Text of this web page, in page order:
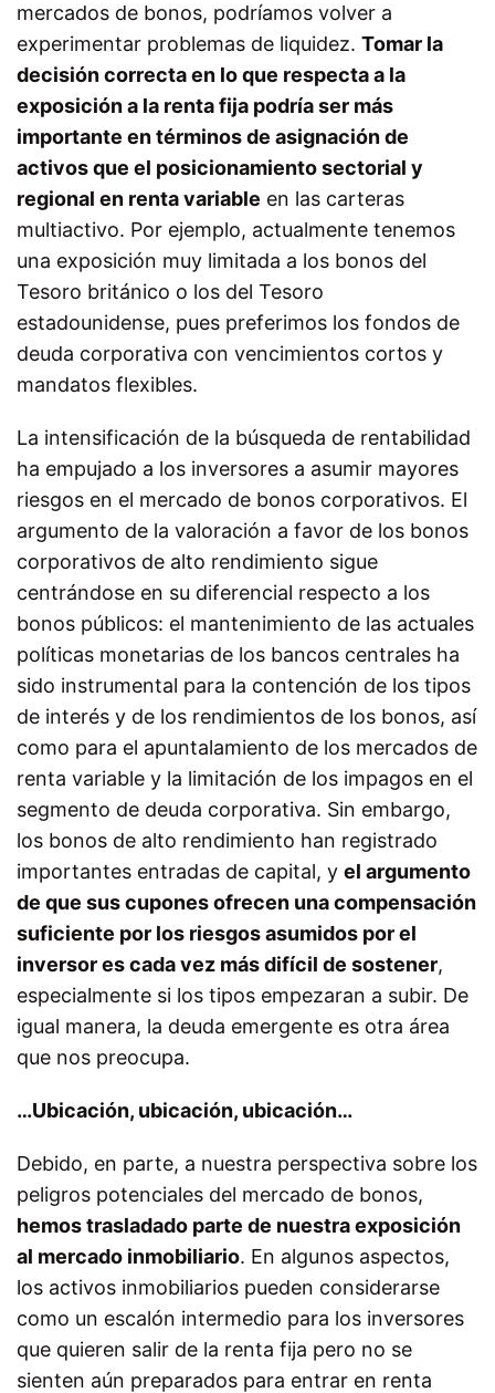
mercados de bonos, podríamos volver a
experimentar problemas de liquidez. Tomar la
decisión correcta en lo que respecta a la
exposición a la renta fija podría ser más
importante en términos de asignación de
activos que el posicionamiento sectorial y
regional en renta variable en las carteras
multiactivo. Por ejemplo, actualmente tenemos
una exposición muy limitada a los bonos del
Tesoro británico o los del Tesoro
estadounidense, pues preferimos los fondos de
deuda corporativa con vencimientos cortos y
mandatos flexibles.
La intensificación de la búsqueda de rentabilidad
ha empujado a los inversores a asumir mayores
riesgos en el mercado de bonos corporativos. El
argumento de la valoración a favor de los bonos
corporativos de alto rendimiento sigue
centrándose en su diferencial respecto a los
bonos públicos: el mantenimiento de las actuales
políticas monetarias de los bancos centrales ha
sido instrumental para la contención de los tipos
de interés y de los rendimientos de los bonos, así
como para el apuntalamiento de los mercados de
renta variable y la limitación de los impagos en el
segmento de deuda corporativa. Sin embargo,
los bonos de alto rendimiento han registrado
importantes entradas de capital, y el argumento
de que sus cupones ofrecen una compensación
suficiente por los riesgos asumidos por el
inversor es cada vez más difícil de sostener,
especialmente si los tipos empezaran a subir. De
igual manera, la deuda emergente es otra área
que nos preocupa.
…Ubicación, ubicación, ubicación…
Debido, en parte, a nuestra perspectiva sobre los
peligros potenciales del mercado de bonos,
hemos trasladado parte de nuestra exposición
al mercado inmobiliario. En algunos aspectos,
los activos inmobiliarios pueden considerarse
como un escalón intermedio para los inversores
que quieren salir de la renta fija pero no se
sienten aún preparados para entrar en renta